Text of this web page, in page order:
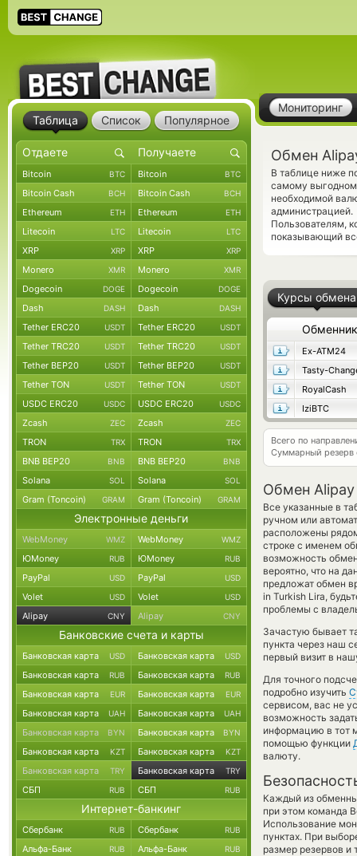
Мониторинг
Обмен
В таблице ниже
самому
необходимой
администрацией.
Пользователям,
показывающий
Курсы обмена
Обменник
Ex-ATM24
Tasty-
RoyalCash
IziBTC
Всего по
Суммарный резерв
Обмен Alipay
Все указанные в
ручном или
расположены
строке с именем
возможность
вероятно, что на
предложат обмен
in Turkish Lira,
проблемы с
Зачастую бывает
пункта через наш
первый визит в
Для точного
подробно изучить
сервисом, вас не
возможность
информацию в тот
помощью функции
валюту.
Каждый из
при этом команда
Использование
пунктах. При
размер резервов и
Таблица Список Популярное
Bitcoin BTC Bitcoin BTC
Bitcoin Cash BCH Bitcoin Cash BCH
Ethereum ETH Ethereum ETH
Litecoin LTC Litecoin LTC
XRP XRP XRP XRP
Monero XMR Monero XMR
Dogecoin DOGE Dogecoin DOGE
Dash DASH Dash DASH
Tether ERC20 USDT Tether ERC20 USDT
Tether TRC20 USDT Tether TRC20 USDT
Tether BEP20 USDT Tether BEP20 USDT
Tether TON USDT Tether TON USDT
USDC ERC20 USDC USDC ERC20 USDC
Zcash ZEC Zcash ZEC
TRON TRX TRON TRX
BNB BEP20 BNB BNB BEP20 BNB
Solana SOL Solana SOL
Gram (Toncoin) GRAM Gram (Toncoin) GRAM
Электронные деньги
WebMoney WMZ WebMoney WMZ
ЮMoney RUB ЮMoney RUB
PayPal USD PayPal USD
Volet USD Volet USD
Alipay CNY Alipay CNY
Банковские счета и карты
Банковская карта USD Банковская карта USD
Банковская карта RUB Банковская карта RUB
Банковская карта EUR Банковская карта EUR
Банковская карта UAH Банковская карта UAH
Банковская карта BYN Банковская карта BYN
Банковская карта KZT Банковская карта KZT
Банковская карта TRY Банковская карта TRY
СБП RUB СБП RUB
Интернет-банкинг
Сбербанк RUB Сбербанк RUB
Альфа-Банк RUB Альфа-Банк RUB